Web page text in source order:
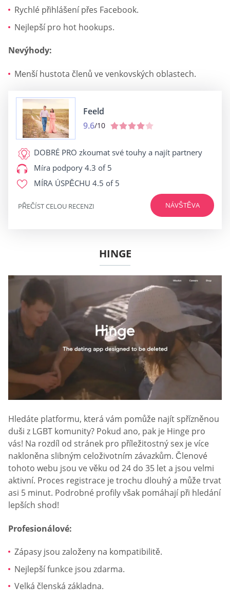
Rychlé přihlášení přes Facebook.
Nejlepší pro hot hookups.
Nevýhody:
Menší hustota členů ve venkovských oblastech.
Feeld
9.6/10
DOBRÉ PRO zkoumat své touhy a najít partnery
Míra podpory 4.3 of 5
MÍRA ÚSPĚCHU 4.5 of 5
NÁVŠTĚVA
PŘEČÍST CELOU RECENZI
HINGE
Hledáte platformu, která vám pomůže najít spřízněnou
duši z LGBT komunity? Pokud ano, pak je Hinge pro
vás! Na rozdíl od stránek pro příležitostný sex je více
nakloněna slibným celoživotním závazkům. Členové
tohoto webu jsou ve věku od 24 do 35 let a jsou velmi
aktivní. Proces registrace je trochu dlouhý a může trvat
asi 5 minut. Podrobné profily však pomáhají při hledání
lepších shod!
Profesionálové:
Zápasy jsou založeny na kompatibilitě.
Nejlepší funkce jsou zdarma.
Velká členská základna.